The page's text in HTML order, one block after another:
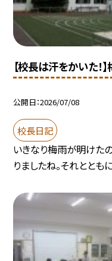
【校長は汗をかいた！
公開日 2026/07/08
校長日記
いきなり梅雨が明けた
りましたね。それととも